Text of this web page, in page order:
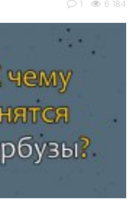
6 184